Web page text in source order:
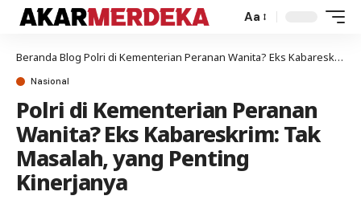
Aa
Beranda Blog Polri di Kementerian Peranan Wanita? Eks Kabareskrim: Tak Masalah, yang Penting Kinerjanya
Nasional
Polri di Kementerian Peranan
Wanita? Eks Kabareskrim: Tak
Masalah, yang Penting
Kinerjanya